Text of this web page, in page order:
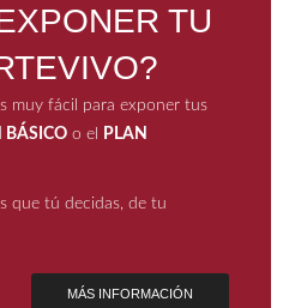
TU
muy fácil para exponer tus
BÁSICO o el
PLAN
que tú decidas, de tu
MÁS INFORMACIÓN